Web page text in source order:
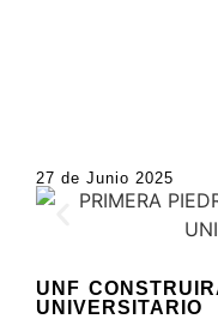
27 de Junio 2025
UNF
UNIVERSITARIO